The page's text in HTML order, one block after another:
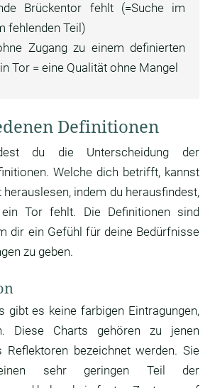
Brückentor fehlt (=Suche im
fehlenden Teil)
Zugang zu einem definierten
Tor = eine Qualität ohne Mangel
Definitionen
du die Unterscheidung der
Welche dich betrifft, kannst
herauslesen, indem du herausfindest,
Tor fehlt. Die Definitionen sind
dir ein Gefühl für deine Bedürfnisse
zu geben.
gibt es keine farbigen Eintragungen,
Diese Charts gehören zu jenen
Reflektoren bezeichnet werden. Sie
sehr geringen Teil der